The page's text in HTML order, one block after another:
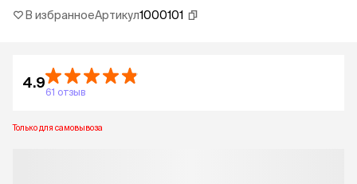
В избранноеАртикул1000101
4.9
61 отзыв
Только для самовывоза